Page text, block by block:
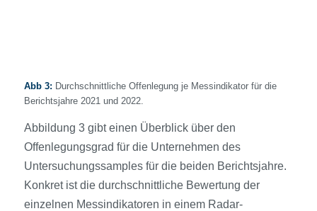
Abb 3: Durchschnittliche Offenlegung je Messindikator für die
Berichtsjahre 2021 und 2022.
Abbildung 3 gibt einen Überblick über den
Offenlegungsgrad für die Unternehmen des
Untersuchungssamples für die beiden Berichtsjahre.
Konkret ist die durchschnittliche Bewertung der
einzelnen Messindikatoren in einem Radar-